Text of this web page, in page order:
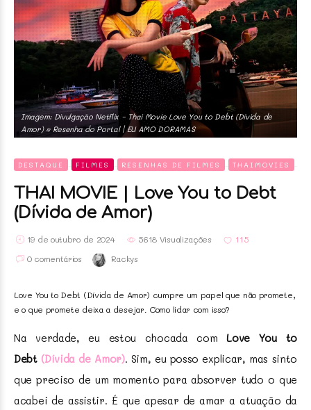
Imagem: Divulgação Netflix ~ Thai Movie Love You to Debt (Dívida de
Amor) • Resenha do Portal | EU AMO DORAMAS
DESTAQUE FILMES RESENHAS DE FILMES THAIMOVIES
THAI MOVIE | Love You to Debt
(Dívida de Amor)
19 de outubro de 2024 5618 Visualizações
115
0 comentários
Rackys
Love You to Debt (Dívida de Amor) cumpre um papel que não promete,
e o que promete deixa a desejar. Como lidar com isso?
Na verdade, eu estou chocada comLove You to
Debt (Dívida de Amor). Sim, eu posso explicar, mas sinto
que preciso de um momento para absorver tudo o que
acabei de assistir. É que apesar de amar a atuação da